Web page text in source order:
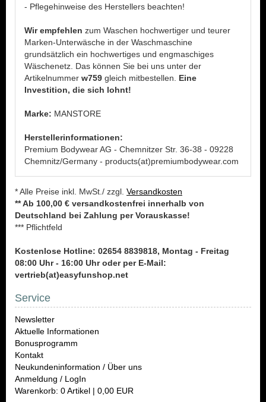
- Pflegehinweise des Herstellers beachten!
Wir empfehlen zum Waschen hochwertiger und teurer
Marken-Unterwäsche in der Waschmaschine
grundsätzlich ein hochwertiges und engmaschiges
Wäschenetz. Das können Sie bei uns unter der
Artikelnummer w759 gleich mitbestellen. Eine
Investition, die sich lohnt!
Marke: MANSTORE
Herstellerinformationen:
Premium Bodywear AG - Chemnitzer Str. 36-38 - 09228
Chemnitz/Germany - products(at)premiumbodywear.com
* Alle Preise inkl. MwSt./ zzgl. Versandkosten
** Ab 100,00 € versandkostenfrei innerhalb von
Deutschland bei Zahlung per Vorauskasse!
*** Pflichtfeld
Kostenlose Hotline: 02654 8839818, Montag - Freitag
08:00 Uhr - 16:00 Uhr oder per E-Mail:
vertrieb(at)easyfunshop.net
Service
Newsletter
Aktuelle Informationen
Bonusprogramm
Kontakt
Neukundeninformation / Über uns
Anmeldung / LogIn
Warenkorb: 0 Artikel | 0,00 EUR